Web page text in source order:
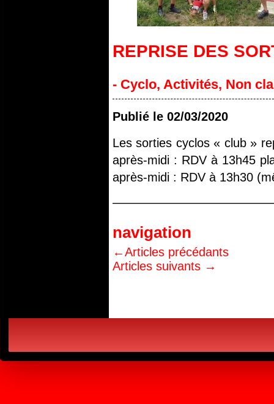
REPRISE DES
- Cyclo, Activités, Non
Publié le 02/03/2020
Les sorties cyclos « club »
après-midi : RDV à 13h45
après-midi : RDV à 13h30
navigation
←Articles précédants
Articles suivants →